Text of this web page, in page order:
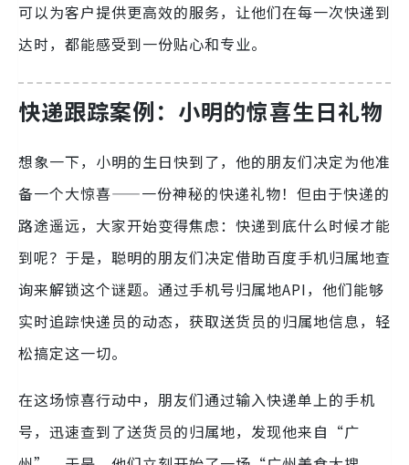
可以为客户提供更高效的服务，让他们在每一次快递到
达时，都能感受到一份贴心和专业。
快递跟踪案例：小明的惊喜生日礼物
想象一下，小明的生日快到了，他的朋友们决定为他准
备一个大惊喜——一份神秘的快递礼物！但由于快递的
路途遥远，大家开始变得焦虑：快递到底什么时候才能
到呢？于是，聪明的朋友们决定借助百度手机归属地查
询来解锁这个谜题。通过手机号归属地API，他们能够
实时追踪快递员的动态，获取送货员的归属地信息，轻
松搞定这一切。
在这场惊喜行动中，朋友们通过输入快递单上的手机
号，迅速查到了送货员的归属地，发现他来自“广